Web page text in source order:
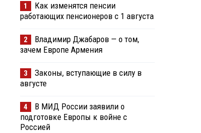
1
Как изменятся пенсии
работающих пенсионеров с 1 августа
2
Владимир Джабаров — о том,
зачем Европе Армения
3
Законы, вступающие в силу в
августе
4
В МИД России заявили о
подготовке Европы к войне с
Россией